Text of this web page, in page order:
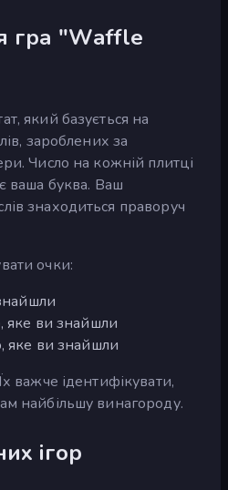
гра "Waffle
який базується на
зароблених за
Число на кожній плитці
ваша буква. Ваш
знаходиться праворуч
очки:
яке ви знайшли
яке ви знайшли
важче ідентифікувати,
найбільшу винагороду.
ігор